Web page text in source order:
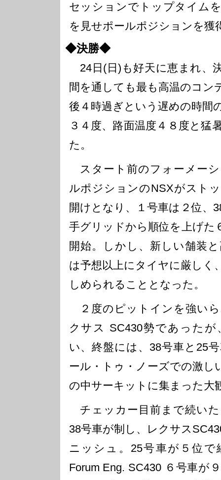
セッションでトップタイム
を見せポールポジションを獲
◆決勝◆
24日(日)も好天に恵まれ、
間を通しても最も高温のコン
後４時過ぎという遅めの時間
３４度、路面温度４８度と猛
た。
スタート前のフォーメー
ルポジションのNSXがスト
開けとなり、１号車は２位、
手グリッドから順位を上げた
開始。しかし、新しい舗装
は予想以上にタイヤに厳しく
しめられることとなった。
２度のピットインを強い
クサス SC430勢であった
い、終盤には、38号車と25
ール・トゥ・ノーズでの激し
の中サーキットに集まった大
チェッカー目前まで続い
38号車が制し、レクサス
ニッシュ。25号車が５位で
Forum Eng. SC430 ６号車が